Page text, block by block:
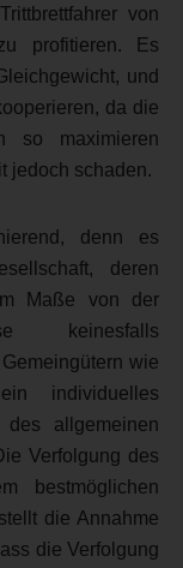
von
profitieren. Es
und
da die
so maximieren
jedoch schaden.
denn es
deren
Maße von der
keinesfalls
wie
individuelles
allgemeinen
Verfolgung des
bestmöglichen
die Annahme
die Verfolgung